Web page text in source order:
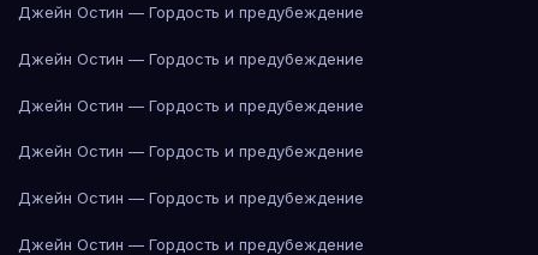
Джейн Остин — Гордость и предубеждение
Джейн Остин — Гордость и предубеждение
Джейн Остин — Гордость и предубеждение
Джейн Остин — Гордость и предубеждение
Джейн Остин — Гордость и предубеждение
Джейн Остин — Гордость и предубеждение